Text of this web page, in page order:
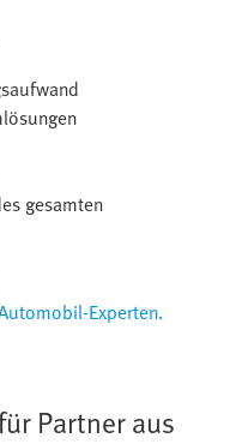
gesamten
Experten.
Partner aus